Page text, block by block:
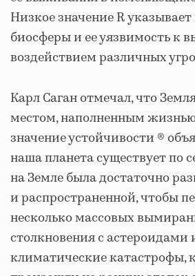
Низкое значение R
биосферы и ее уязвимость к
воздействием различных
Карл Саган отмечал, что
местом, наполненным
значение устойчивости ®
наша планета существует по
на Земле была достаточно
и распространенной, чтобы
несколько массовых
столкновения с астероидами
климатические катастрофы,